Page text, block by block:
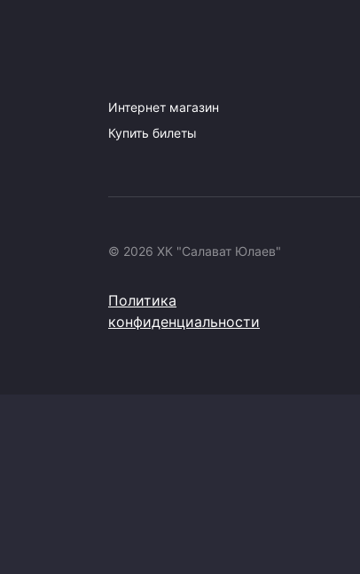
Интернет магазин
Купить билеты
© 2026 ХК "Салават Юлаев"
Политика
конфиденциальности